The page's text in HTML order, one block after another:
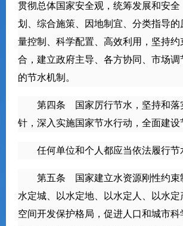
贯彻总体国家安全观，统筹发展和安全
划、综合施策、因地制宜、分类指导的
量控制、科学配置、高效利用，坚持约
合，建立政府主导、各方协同、市场调
的节水机制。
第四条 国家厉行节水，坚持和落
针，深入实施国家节水行动，全面建设
任何单位和个人都应当依法履行节
第五条 国家建立水资源刚性约束
水定城、以水定地、以水定人、以水定
空间开发保护格局，促进人口和城市科